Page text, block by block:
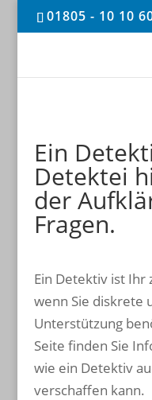
01805 - 10 10
Ein
Detektei
der
Fragen.
Ein Detektiv ist Ihr
wenn Sie diskrete
Unterstützung
Seite finden Sie
wie ein Detektiv
verschaffen kann.